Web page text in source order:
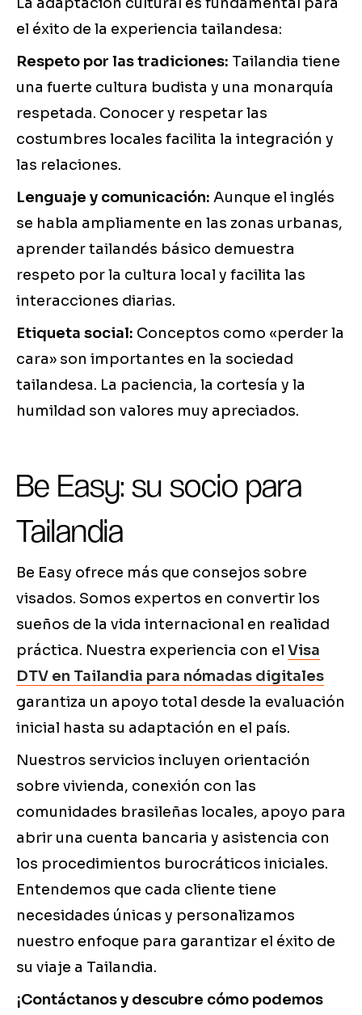
el éxito de la experiencia tailandesa:
Respeto por las tradiciones: Tailandia tiene
una fuerte cultura budista y una monarquía
respetada. Conocer y respetar las
costumbres locales facilita la integración y
las relaciones.
Lenguaje y comunicación: Aunque el inglés
se habla ampliamente en las zonas urbanas,
aprender tailandés básico demuestra
respeto por la cultura local y facilita las
interacciones diarias.
Etiqueta social: Conceptos como «perder la
cara» son importantes en la sociedad
tailandesa. La paciencia, la cortesía y la
humildad son valores muy apreciados.
Be Easy: su socio para
Tailandia
Be Easy ofrece más que consejos sobre
visados. Somos expertos en convertir los
sueños de la vida internacional en realidad
práctica. Nuestra experiencia con el Visa
DTV en Tailandia para nómadas digitales
garantiza un apoyo total desde la evaluación
inicial hasta su adaptación en el país.
Nuestros servicios incluyen orientación
sobre vivienda, conexión con las
comunidades brasileñas locales, apoyo para
abrir una cuenta bancaria y asistencia con
los procedimientos burocráticos iniciales.
Entendemos que cada cliente tiene
necesidades únicas y personalizamos
nuestro enfoque para garantizar el éxito de
su viaje a Tailandia.
¡Contáctanos y descubre cómo podemos